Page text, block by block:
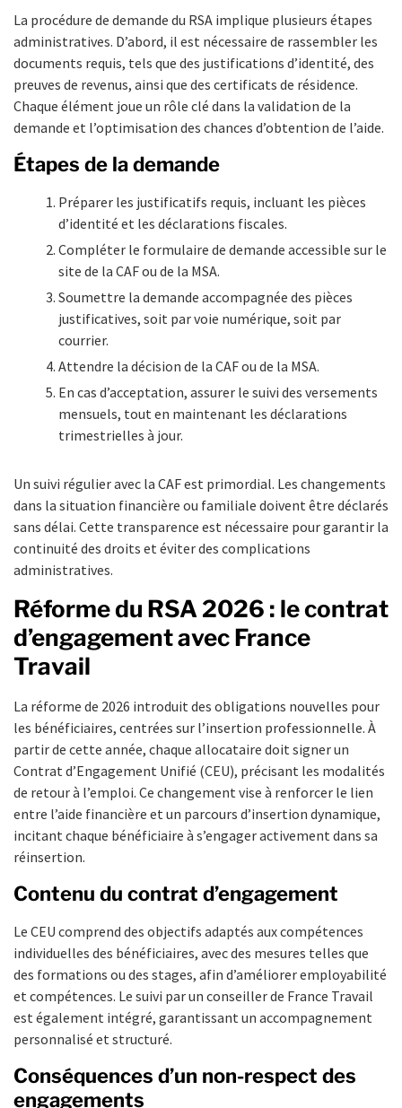
La procédure de demande du RSA implique plusieurs étapes
administratives. D’abord, il est nécessaire de rassembler les
documents requis, tels que des justifications d’identité, des
preuves de revenus, ainsi que des certificats de résidence.
Chaque élément joue un rôle clé dans la validation de la
demande et l’optimisation des chances d’obtention de l’aide.
Étapes de la demande
Préparer les justificatifs requis, incluant les pièces
d’identité et les déclarations fiscales.
Compléter le formulaire de demande accessible sur le
site de la CAF ou de la MSA.
Soumettre la demande accompagnée des pièces
justificatives, soit par voie numérique, soit par
courrier.
Attendre la décision de la CAF ou de la MSA.
En cas d’acceptation, assurer le suivi des versements
mensuels, tout en maintenant les déclarations
trimestrielles à jour.
Un suivi régulier avec la CAF est primordial. Les changements
dans la situation financière ou familiale doivent être déclarés
sans délai. Cette transparence est nécessaire pour garantir la
continuité des droits et éviter des complications
administratives.
Réforme du RSA 2026 : le contrat
d’engagement avec France
Travail
La réforme de 2026 introduit des obligations nouvelles pour
les bénéficiaires, centrées sur l’insertion professionnelle. À
partir de cette année, chaque allocataire doit signer un
Contrat d’Engagement Unifié (CEU), précisant les modalités
de retour à l’emploi. Ce changement vise à renforcer le lien
entre l’aide financière et un parcours d’insertion dynamique,
incitant chaque bénéficiaire à s’engager activement dans sa
réinsertion.
Contenu du contrat d’engagement
Le CEU comprend des objectifs adaptés aux compétences
individuelles des bénéficiaires, avec des mesures telles que
des formations ou des stages, afin d’améliorer employabilité
et compétences. Le suivi par un conseiller de France Travail
est également intégré, garantissant un accompagnement
personnalisé et structuré.
Conséquences d’un non-respect des
engagements